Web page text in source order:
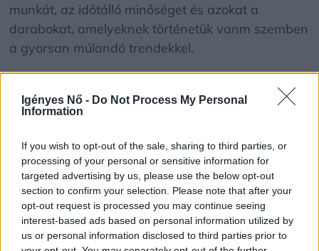
Igényes Nő - Do Not Process My Personal
Information
If you wish to opt-out of the sale, sharing to third parties, or
processing of your personal or sensitive information for
targeted advertising by us, please use the below opt-out
section to confirm your selection. Please note that after your
opt-out request is processed you may continue seeing
interest-based ads based on personal information utilized by
us or personal information disclosed to third parties prior to
munkát, az időtálló minőséget és azokat a
darabokat, amelyeknek történetük vanm szemben
a gyorsan múlandó trendekkel.
Ezekre a lakberendezési
trendekre számíthatunk
2026-ban
Ruxi összegyűjtötte azokat az irányokat, amelyek
2026-ban meghatározzák majd a belsőépítészeti
gondolkodást.